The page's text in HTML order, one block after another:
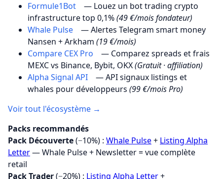
Formule1Bot
— Louez un bot trading crypto
infrastructure top 0,1%(49 €/mois fondateur)
Whale Pulse
— Alertes Telegram smart money
Nansen + Arkham (19 €/mois)
Compare CEX Pro
— Comparez spreads et frais
MEXC vs Binance, Bybit, OKX(Gratuit · affiliation)
Alpha Signal API
— API signaux listings et
whales pour développeurs (99 €/mois Pro)
Voir tout l'écosystème →
Packs recommandés
Pack Découverte(−10%) : Whale Pulse+ Listing Alpha
Letter— Whale Pulse + Newsletter = vue complète
retail
Pack Trader(−20%) : Listing Alpha Letter+